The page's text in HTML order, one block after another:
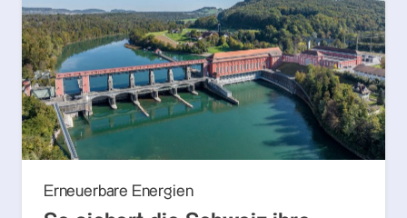
Erneuerbare Energien